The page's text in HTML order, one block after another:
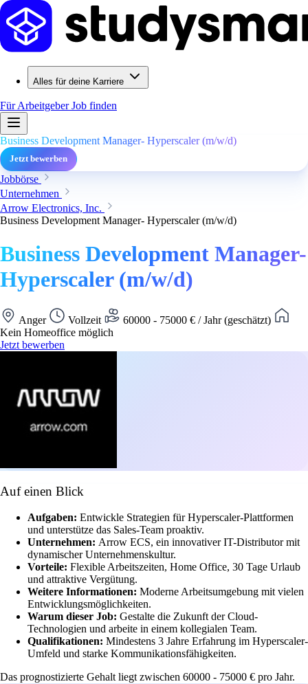
Alles für deine Karriere
Für ArbeitgeberJob finden
Business Development Manager- Hyperscaler (m/w/d)
Jetzt bewerben
Jobbörse
Unternehmen
Arrow Electronics, Inc.
Business Development Manager- Hyperscaler (m/w/d)
Business Development Manager-
Hyperscaler (m/w/d)
Anger Vollzeit
60000 - 75000 € / Jahr (geschätzt)
Kein Homeoffice möglich
Jetzt bewerben
Auf einen Blick
Aufgaben: Entwickle Strategien für Hyperscaler-Plattformen
und unterstütze das Sales-Team proaktiv.
Unternehmen: Arrow ECS, ein innovativer IT-Distributor mit
dynamischer Unternehmenskultur.
Vorteile: Flexible Arbeitszeiten, Home Office, 30 Tage Urlaub
und attraktive Vergütung.
Weitere Informationen: Moderne Arbeitsumgebung mit vielen
Entwicklungsmöglichkeiten.
Warum dieser Job: Gestalte die Zukunft der Cloud-
Technologien und arbeite in einem kollegialen Team.
Qualifikationen: Mindestens 3 Jahre Erfahrung im Hyperscaler-
Umfeld und starke Kommunikationsfähigkeiten.
Das prognostizierte Gehalt liegt zwischen 60000 - 75000 € pro Jahr.